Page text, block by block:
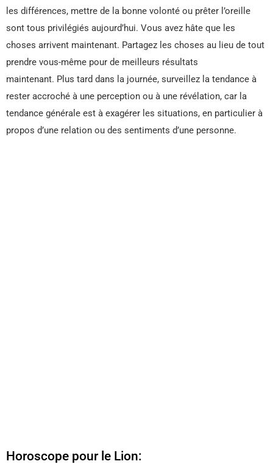
les différences, mettre de la bonne volonté ou prêter l’oreille
sont tous privilégiés aujourd’hui. Vous avez hâte que les
choses arrivent maintenant. Partagez les choses au lieu de tout
prendre vous-même pour de meilleurs résultats
maintenant. Plus tard dans la journée, surveillez la tendance à
rester accroché à une perception ou à une révélation, car la
tendance générale est à exagérer les situations, en particulier à
propos d’une relation ou des sentiments d’une personne.
Horoscope pour le Lion: